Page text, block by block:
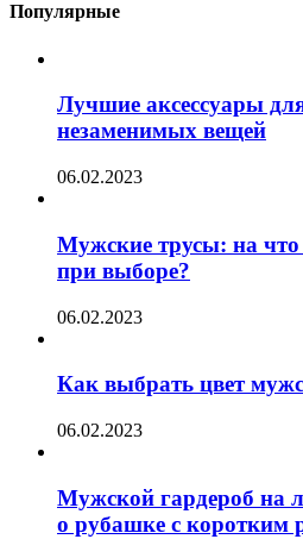
Популярные
Лучшие аксессуары
незаменимых вещей
06.02.2023
Мужские трусы: на
при выборе?
06.02.2023
Как выбрать цвет
06.02.2023
Мужской гардероб на
о рубашке с коротким